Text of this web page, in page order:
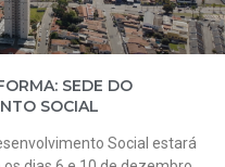
SEDE DO
SOCIAL
Social estará